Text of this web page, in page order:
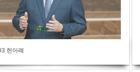
헌아례